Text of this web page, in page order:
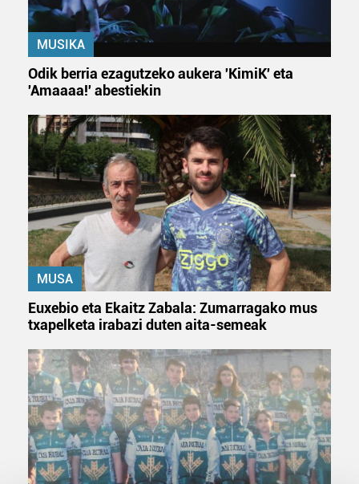
MUSIKA
Odik berria ezagutzeko aukera 'KimiK' eta
'Amaaaa!' abestiekin
MUSA
Euxebio eta Ekaitz Zabala: Zumarragako mus
txapelketa irabazi duten aita-semeak